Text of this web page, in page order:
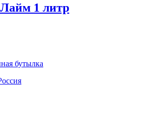
1 литр
бутылка